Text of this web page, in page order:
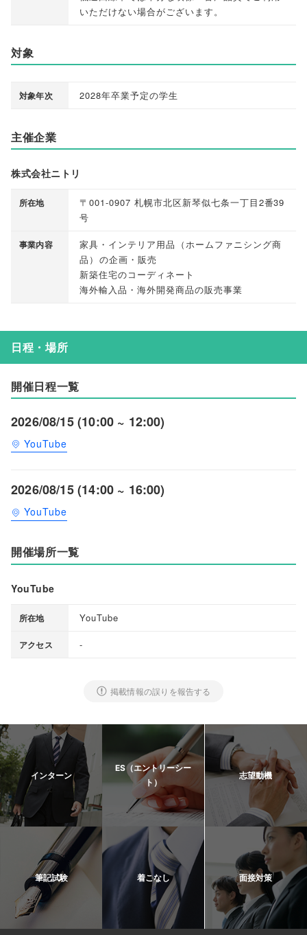
いただけない場合がございます 。
対象
対象年次 2028年卒業予定の学生
主催企業
株式会社ニトリ
所在地
〒001-0907 札幌市北区新琴似七条一丁目2番39
号
事業内容 家具・インテリア用品 （ホームファニシング商
品 ） の企画・販売
新築住宅のコーディネート
海外輸入品・海外開発商品の販売事業
日程・場所
開催日程一覧
2026/08/15 (10:00 ~ 12:00)
YouTube
2026/08/15 (14:00 ~ 16:00)
YouTube
開催場所一覧
YouTube
所在地 YouTube
アクセス -
掲載情報の誤りを報告する
インターン
ES（エントリーシー
ト）
志望動機
筆記試験 着こなし 面接対策